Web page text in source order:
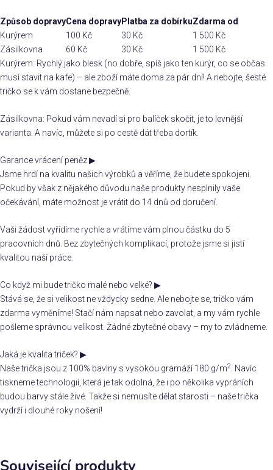
Způsob dopravyCena dopravyPlatba za dobírkuZdarma od
Kurýrem
100 Kč 30 Kč
1 500 Kč
Zásilkovna
60 Kč 30 Kč
1 500 Kč
Kurýrem: Rychlý jako blesk (no dobře, spíš jako ten kurýr, co se občas
musí stavit na kafe) – ale zboží máte doma za pár dní! A nebojte, šesté
tričko se k vám dostane bezpečně.
Zásilkovna: Pokud vám nevadí si pro balíček skočit, je to levnější
varianta. A navíc, můžete si po cestě dát třeba dortík.
Garance vrácení peněz▶
Jsme hrdí na kvalitu našich výrobků a věříme, že budete spokojeni.
Pokud by však z nějakého důvodu naše produkty nesplnily vaše
očekávání, máte možnost je vrátit do 14 dnů od doručení.
Vaši žádost vyřídíme rychle a vrátíme vám plnou částku do 5
pracovních dnů. Bez zbytečných komplikací, protože jsme si jistí
kvalitou naší práce.
Co když mi bude tričko malé nebo velké? ▶
Stává se, že si velikost ne vždycky sedne. Ale nebojte se, tričko vám
zdarma vyměníme! Stačí nám napsat nebo zavolat, a my vám rychle
pošleme správnou velikost. Žádné zbytečné obavy – my to zvládneme.
Jaká je kvalita triček? ▶
Naše trička jsou z 100% bavlny s vysokou gramáží 180 g/m2
. Navíc
tiskneme technologií, která je tak odolná, že i po několika vypráních
budou barvy stále živé. Takže si nemusíte dělat starosti – naše trička
vydrží i dlouhé roky nošení!
Související produkty